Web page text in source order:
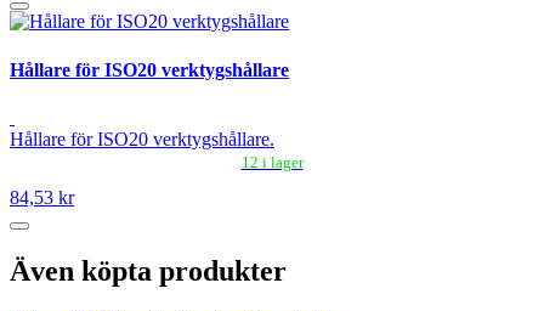
Hållare för ISO20 verktygshållare
Hållare för ISO20 verktygshållare.
12 i lager
84,53 kr
Även köpta produkter